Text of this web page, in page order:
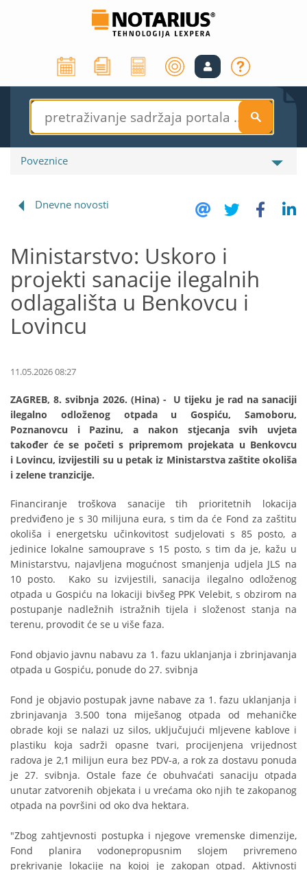
S
Poveznice
Dnevne novosti
Ministarstvo: Uskoro i
projekti sanacije ilegalnih
odlagališta u Benkovcu i
Lovincu
11.05.2026 08:27
ZAGREB, 8. svibnja 2026. (Hina) - U tijeku je rad na sanaciji
ilegalno odloženog otpada u Gospiću, Samoboru,
Poznanovcu i Pazinu, a nakon stjecanja svih uvjeta
također će se početi s pripremom projekata u Benkovcu
i Lovincu, izvijestili su u petak iz Ministarstva zaštite okoliša
i zelene tranzicije.
Financiranje troškova sanacije tih prioritetnih lokacija
predviđeno je s 30 milijuna eura, s tim da će Fond za zaštitu
okoliša i energetsku učinkovitost sudjelovati s 85 posto, a
jedinice lokalne samouprave s 15 posto, s tim da je, kažu u
Ministarstvu, najavljena mogućnost smanjenja udjela JLS na
10 posto. Kako su izvijestili, sanacija ilegalno odloženog
otpada u Gospiću na lokaciji bivšeg PPK Velebit, s obzirom na
postupanje nadležnih istražnih tijela i složenost stanja na
terenu, provodit će se u više faza.
Fond objavio javnu nabavu za 1. fazu uklanjanja i zbrinjavanja
otpada u Gospiću, ponude do 27. svibnja
Fond je objavio postupak javne nabave za 1. fazu uklanjanja i
zbrinjavanja 3.500 tona miješanog otpada od mehaničke
obrade koji se nalazi uz silos, uključujući mljevene kablove i
plastiku koja sadrži opasne tvari, procijenjena vrijednost
radova je 2,1 milijun eura bez PDV-a, a rok za dostavu ponuda
je 27. svibnja. Ostale faze će obuhvaćati sanaciju otpada
unutar zatvorenih objekata i u vrećama oko njih te zakopanog
otpada na površini od oko dva hektara.
"Zbog zahtjevnosti postupka i njegove vremenske dimenzije,
Fond planira vodonepropusnim slojem privremeno
prekrivanje lokacije na kojoj je zakopan otpad. Aktivnosti